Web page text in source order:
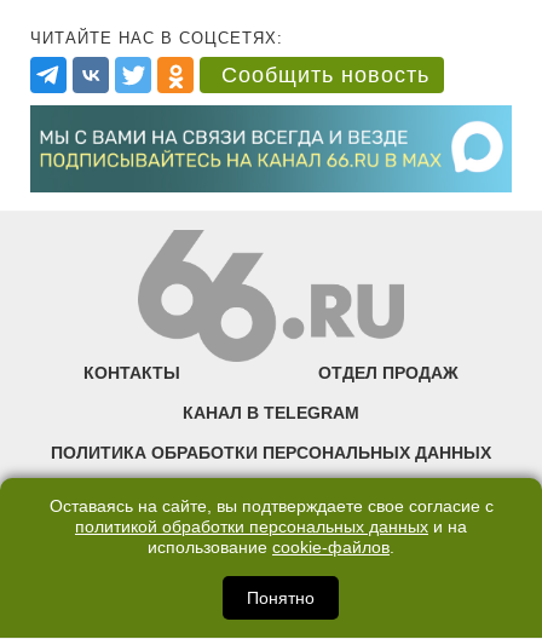
ЧИТАЙТЕ НАС В СОЦСЕТЯХ:
Сообщить новость
КОНТАКТЫ ОТДЕЛ ПРОДАЖ
КАНАЛ В TELEGRAM
ПОЛИТИКА ОБРАБОТКИ ПЕРСОНАЛЬНЫХ ДАННЫХ
©2007—2025 66.RU. Воспроизведение, сообщение, доведение до всеобщего
правообладателя запрещено. Сетевое издание «Современный портал
Екатеринбурга — «66.ru» (18+) зарегистрировано Федеральной службой по
надзору в сфере связи, информационных технологий и массовых коммуникаций
Оставаясь на сайте, вы подтверждаете свое согласие с
политикой обработки персональных данных и на
использование cookie-файлов.
Понятно